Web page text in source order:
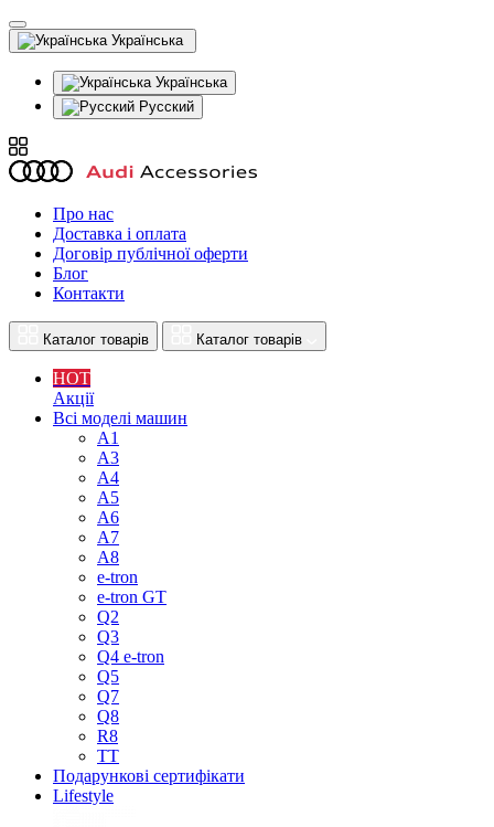
Українська
Українська
Русский
Про нас
Доставка і оплата
Договір публічної оферти
Блог
Контакти
Каталог товарів Каталог товарів
HOT
Акції
Всі моделі машин
A1
A3
A4
A5
A6
A7
A8
e-tron
e-tron GT
Q2
Q3
Q4 e-tron
Q5
Q7
Q8
R8
TT
Подарункові сертифікати
Lifestyle